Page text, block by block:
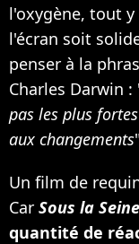
l'oxygène, tout
l'écran soit
penser à la
Charles Darwin :
pas les plus
aux changements
Un film de
Car Sous la Seine
quantité de